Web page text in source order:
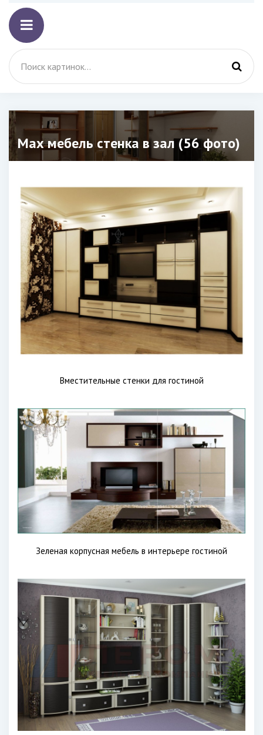
Мах мебель стенка в зал (56 фото)
Вместительные стенки для гостиной
Зеленая корпусная мебель в интерьере гостиной